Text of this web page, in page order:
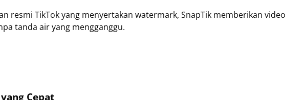
resmi TikTok yang menyertakan watermark, SnapTik memberikan video
tanda air yang mengganggu.
Cepat